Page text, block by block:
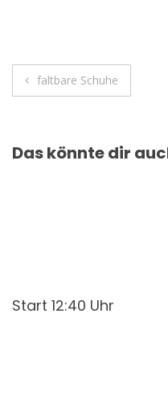
faltbare Schuhe
Das könnte dir
Start 12:40 Uhr